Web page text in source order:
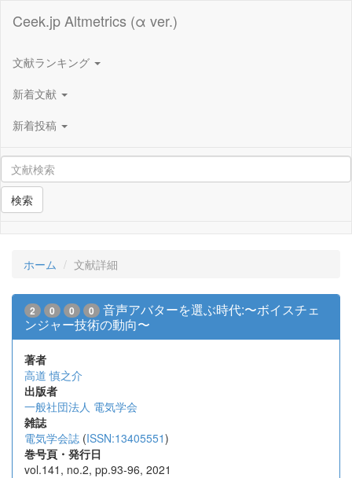
Ceek.jp Altmetrics (α ver.)
文献ランキング
新着文献
新着投稿
検索
ホーム 文献詳細
2 0 0 0
音声アバターを選ぶ時代:〜ボイスチェ
ンジャー技術の動向〜
著者
高道 慎之介
出版者
一般社団法人 電気学会
雑誌
電気学会誌 (ISSN:13405551)
巻号頁・発行日
vol.141, no.2, pp.93-96, 2021